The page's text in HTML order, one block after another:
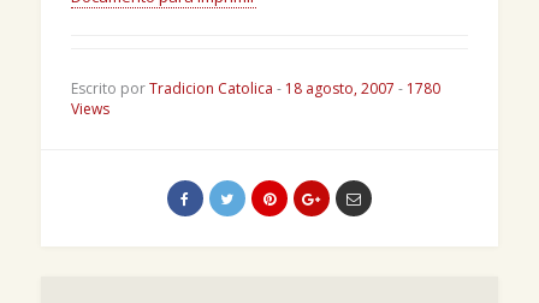
Escrito porTradicion Catolica - 18 agosto, 2007 - 1780
Views